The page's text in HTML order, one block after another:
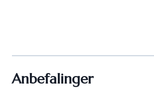
Anbefalinger